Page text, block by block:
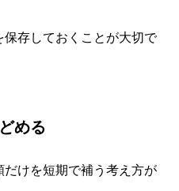
存しておくことが大切で
める
けを短期で補う考え方が